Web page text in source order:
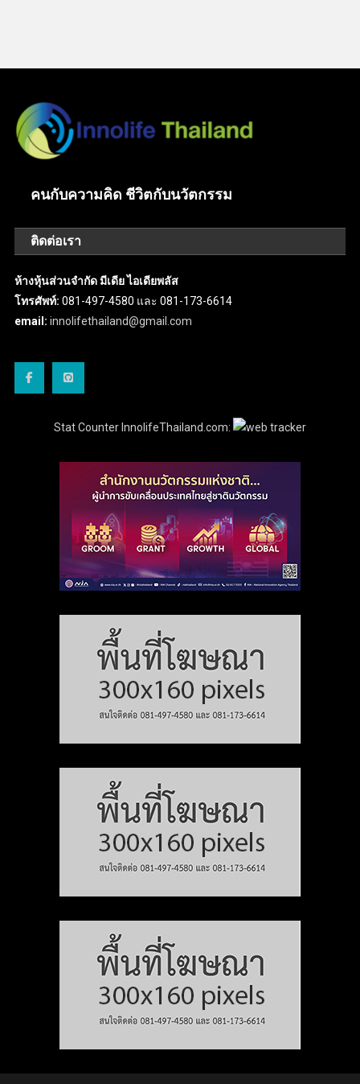
คนกับความคิด ชีวิตกับนวัตกรรม
ติดต่อเรา
ห้างหุ้นส่วนจำกัด มีเดีย ไอเดียพลัส
โทรศัพท์: 081-497-4580 และ 081-173-6614
email: innolifethailand@gmail.com
Stat Counter InnolifeThailand.com: